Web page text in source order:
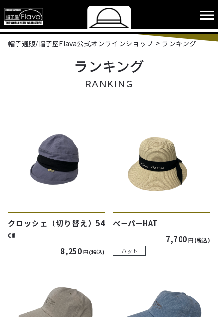
帽子通販/帽子屋Flava公式オンラインショップ > ランキング
ランキング
RANKING
クロッシェ（切り替え）54
㎝
8,250円(税込)
ペーパーHAT
7,700円(税込)
ハット